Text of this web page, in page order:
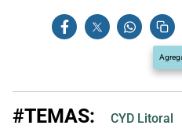
#TEMAS: CYD Litoral